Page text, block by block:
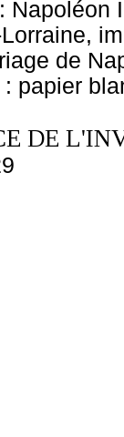
Napoléon
de
: papier
DE